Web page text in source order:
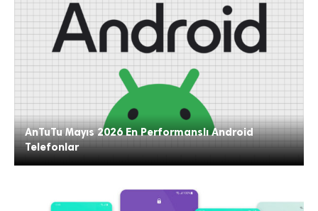
AnTuTu Mayıs 2026 En Performanslı Android
Telefonlar